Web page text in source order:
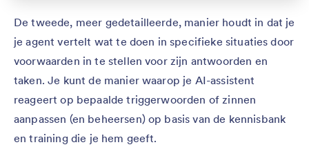
De tweede, meer gedetailleerde, manier houdt in dat je
je agent vertelt wat te doen in specifieke situaties door
voorwaarden in te stellen voor zijn antwoorden en
taken. Je kunt de manier waarop je AI-assistent
reageert op bepaalde triggerwoorden of zinnen
aanpassen (en beheersen) op basis van de kennisbank
en training die je hem geeft.